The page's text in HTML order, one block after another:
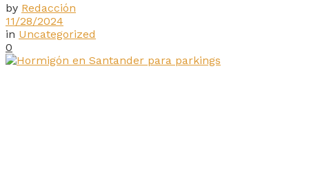
by Redacción
11/28/2024
in Uncategorized
0